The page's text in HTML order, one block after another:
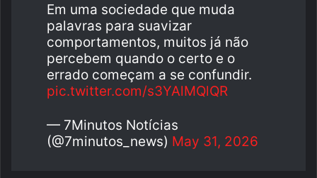
Em uma sociedade que muda
palavras para suavizar
comportamentos, muitos já não
percebem quando o certo e o
errado começam a se confundir.
pic.twitter.com/s3YAlMQlQR
— 7Minutos Notícias
(@7minutos_news) May 31, 2026